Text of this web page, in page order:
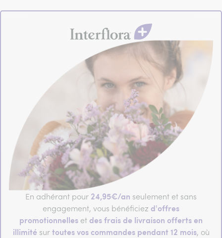
En adhérant pour 24,95€/an seulement et sans
engagement, vous bénéficiez d'offres
promotionnelles et des frais de livraison offerts en
illimité surtoutes vos commandes pendant 12 mois, où